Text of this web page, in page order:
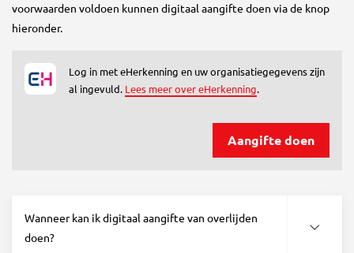
voorwaarden voldoen kunnen digitaal aangifte doen via de knop
hieronder.
Log in met eHerkenning en uw organisatiegegevens zijn
al ingevuld. Lees meer over eHerkenning.
Aangifte doen
Wanneer kan ik digitaal aangifte van overlijden
doen?